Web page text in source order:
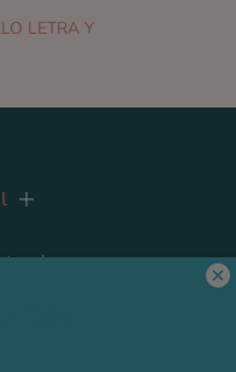
LETRA Y